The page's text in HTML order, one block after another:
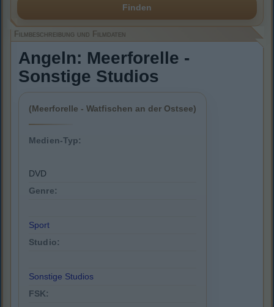
Finden
Filmbeschreibung und Filmdaten
Angeln: Meerforelle -
Sonstige Studios
(Meerforelle - Watfischen an der Ostsee)
Medien-Typ:
DVD
Genre:
Sport
Studio:
Sonstige Studios
FSK: